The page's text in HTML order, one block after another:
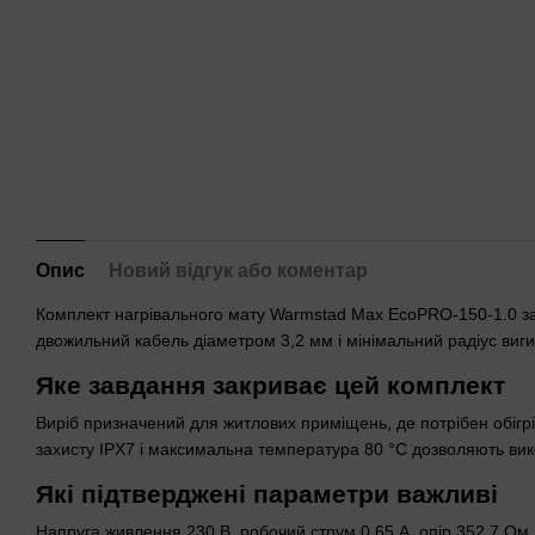
Опис Новий відгук або коментар
Комплект нагрівального мату Warmstad Max EcoPRO-150-1.0
двожильний кабель діаметром 3,2 мм і мінімальний радіус
Яке завдання закриває цей комплект
Виріб призначений для житлових приміщень, де потрібен
захисту IPX7 і максимальна температура 80 °C дозволяють
Які підтверджені параметри важливі
Напруга живлення 230 В, робочий струм 0,65 А, опір 352,7